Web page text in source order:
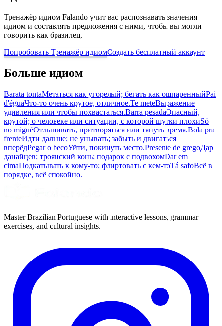
Тренажёр идиом Falando учит вас распознавать значения
идиом и составлять предложения с ними, чтобы вы могли
говорить как бразилец.
Попробовать Тренажёр идиомСоздать бесплатный аккаунт
Больше идиом
Barata tontaМетаться как угорелый; бегать как ошпаренныйPai
d'éguaЧто-то очень крутое, отличное.Te meteВыражение
удивления или чтобы похвастаться.Barra pesadaОпасный,
крутой; о человеке или ситуации, с которой шутки плохиSó
no miguéОтлынивать, притворяться или тянуть время.Bola pra
frenteИдти дальше; не унывать; забыть и двигаться
вперёдPegar o becoУйти, покинуть место.Presente de gregoДар
данайцев; троянский конь; подарок с подвохомDar em
cimaПодкатывать к кому-то; флиртовать с кем-тоTá safoВсё в
порядке, всё спокойно.
Master Brazilian Portuguese with interactive lessons, grammar
exercises, and cultural insights.